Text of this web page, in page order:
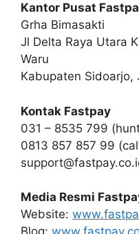
Kantor Pusat
Grha Bimasakti
Jl Delta Raya Utara
Waru
Kabupaten Sidoarjo,
Kontak Fastpay
031 – 8535 799
0813 857 857 99
Media Resmi
Website: